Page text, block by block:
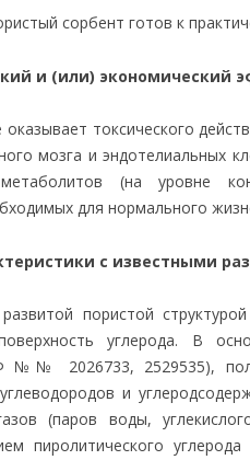
сорбент готов к
и (или) экономический
токсического
мозга и эндотелиальных
метаболитов (на уровне
для нормального
с известными
пористой
углерода. В
№№ 2026733, 2529535),
и
(паров воды,
пиролитического